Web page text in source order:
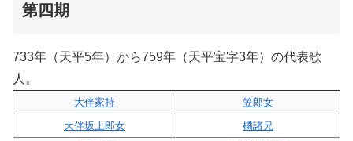
第四期
733年（天平5年）から759年（天平宝字3年）の代表歌
人。
大伴家持
笠郎女
大伴坂上郎女
橘諸兄